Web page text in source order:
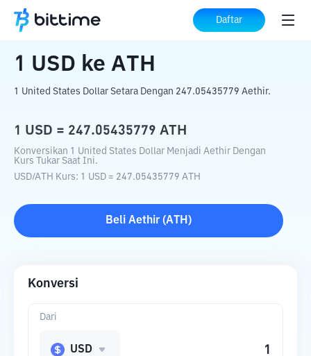
Daftar
Beranda Konverter Kripto ke ATH
1 USD ke ATH
1 United States Dollar Setara Dengan 247.05435779 Aethir.
1 USD = 247.05435779 ATH
Konversikan 1 United States Dollar Menjadi Aethir Dengan
Kurs Tukar Saat Ini.
USD/ATH Kurs: 1 USD = 247.05435779 ATH
Beli Aethir (ATH )
Konversi
Dari
USD